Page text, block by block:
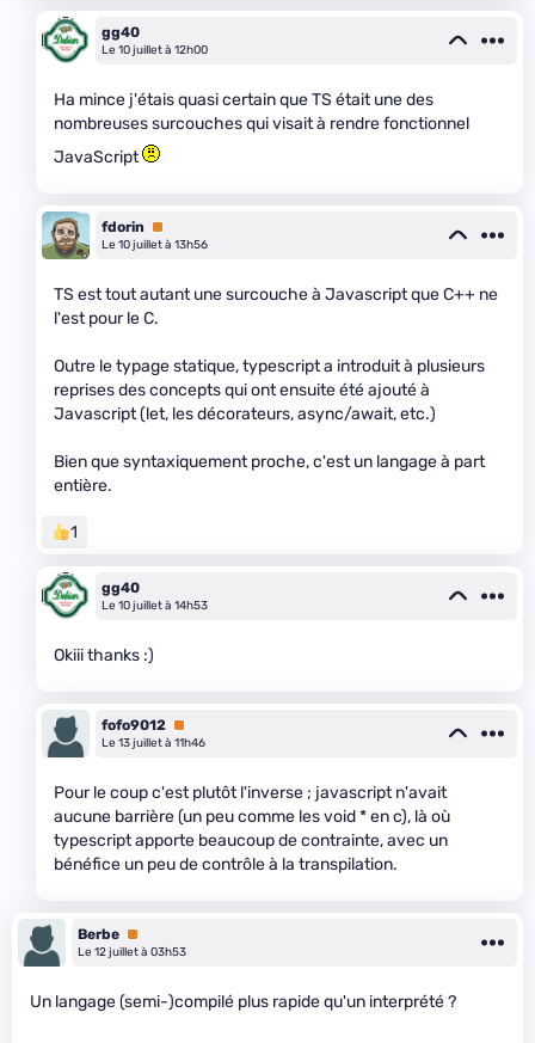
gg40
Le 10 juillet à 12h00
Ha mince j'étais quasi certain que TS était une des
nombreuses surcouches qui visait à rendre fonctionnel
JavaScript
fdorin
Premium
Le 10 juillet à 13h56
TS est tout autant une surcouche à Javascript que C++ ne
l'est pour le C.
Outre le typage statique, typescript a introduit à plusieurs
reprises des concepts qui ont ensuite été ajouté à
Javascript (let, les décorateurs, async/await, etc.)
Bien que syntaxiquement proche, c'est un langage à part
entière.
1
gg40
Le 10 juillet à 14h53
Okiii thanks :)
fofo9012 Premium
Le 13 juillet à 11h46
Pour le coup c'est plutôt l'inverse ; javascript n'avait
aucune barrière (un peu comme les void * en c), là où
typescript apporte beaucoup de contrainte, avec un
bénéfice un peu de contrôle à la transpilation.
Berbe Premium
Le 12 juillet à 03h53
Un langage (semi-)compilé plus rapide qu'un interprété ?